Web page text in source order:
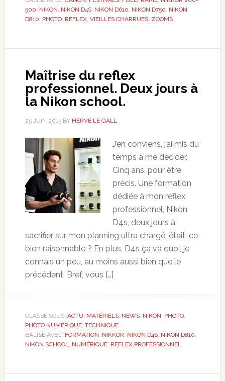
500 NIKON NIKON D4S, NIKON D610 NIKON D750 NIKON
D810 PHOTO, REFLEX, VIEILLES CHARRUES, ZOOMS
Maîtrise du reflex
professionnel. Deux jours à
la Nikon school.
25 JUIN 2015BY HERVÉ LE GALL
J’en conviens, j’ai mis du
temps à me décider.
Cinq ans, pour être
précis. Une formation
dédiée à mon reflex
professionnel, Nikon
D4s, deux jours à
sacrifier sur mon planning ultra chargé, était-ce
bien raisonnable ? En plus, D4s ça va quoi, je
connais un peu, au moins aussi bien que le
précédent. Bref, vous […]
CLASSÉ SOUS :ACTU MATÉRIELS, NEWS, NIKON PHOTO,
PHOTO NUMÉRIQUE, TECHNIQUE
BALISÉ AVEC :FORMATION NIKKOR NIKON D4S, NIKON D810
NIKON SCHOOL
NUMÉRIQUE, REFLEX PROFESSIONNEL